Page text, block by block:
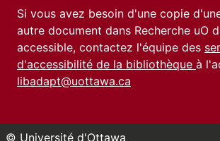
Si vous avez besoin d'une copie
autre document dans Recherche uO
accessible, contactez l'équipe des
d'accessibilité de la bibliothèque à
libadapt@uottawa.ca
© Université d'Ottawa